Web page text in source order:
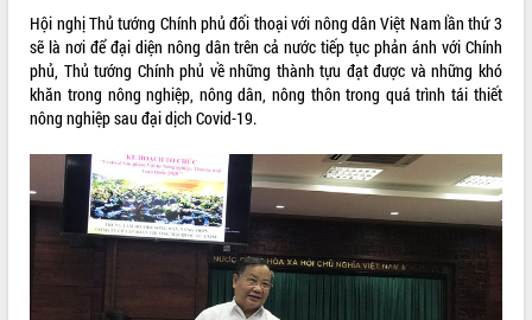
THỐNG KÊ TRUY CẬP
Hôm nay: 23643
Tất cả: 66036383
Hội nghị Thủ tướng Chính phủ đối thoại với nông dân Việt Nam lần thứ 3
sẽ là nơi để đại diện nông dân trên cả nước tiếp tục phản ánh với Chính
phủ, Thủ tướng Chính phủ về những thành tựu đạt được và những khó
khăn trong nông nghiệp, nông dân, nông thôn trong quá trình tái thiết
nông nghiệp sau đại dịch Covid-19.